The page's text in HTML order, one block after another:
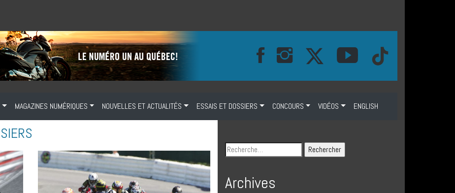
MAGAZINES NUMÉRIQUES NOUVELLES ET ACTUALITÉS ESSAIS ET DOSSIERS CONCOURS VIDÉOS ENGLISH
Archives